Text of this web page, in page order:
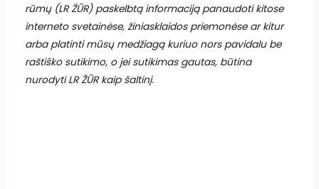
rūmų (LR ŽŪR) paskelbtą informaciją panaudoti kitose
interneto svetainėse, žiniasklaidos priemonėse ar kitur
arba platinti mūsų medžiagą kuriuo nors pavidalu be
raštiško sutikimo, o jei sutikimas gautas, būtina
nurodyti LR ŽŪR kaip šaltinį.